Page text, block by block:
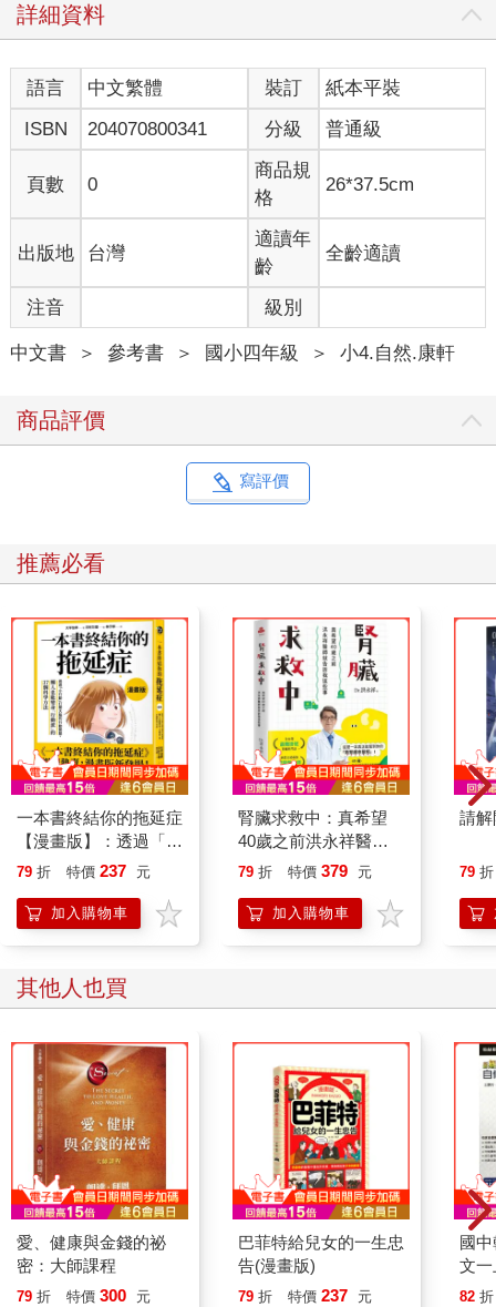
詳細資料
語言 中文繁體 裝訂
紙本平裝
ISBN
204070800341 分級 普通級
頁數 0
商品規
格
26*37.5cm
出版地 台灣
適讀年
齡
全齡適讀
注音 級別
中文書 ＞ 參考書 ＞ 國小四年級 ＞ 小4.自然.康軒
商品評價
寫評價
推薦必看
一本書終結你的拖延症
【漫畫版】：透過「小
行動」打開大腦的行動
「行動派」的37個科
學方法
79 折 特價 237 元
加入購物車
腎臟求救中：真希望
40歲之前洪永祥醫師
就告訴我這些事
79 折 特價 379 元
加入購物車
請解
79 折
其他人也買
愛、健康與金錢的祕
密：大師課程
79 折 特價 300 元
巴菲特給兒女的一生忠
告(漫畫版)
79 折 特價 237 元
國
文一
82 折